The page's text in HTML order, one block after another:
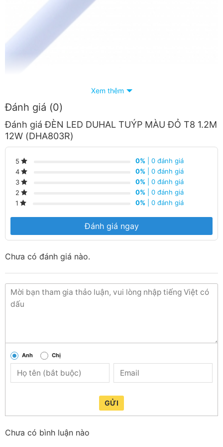
Loại bóng:T8
Điện áp:220V/50Hz
Ánh sáng:1000K
Xem thêm
Đánh giá (0)
Đánh giá ĐÈN LED DUHAL TUÝP MÀU ĐỎ T8 1.2M
12W (DHA803R)
5 0% | 0 đánh giá
4
0% | 0 đánh giá
3
0% | 0 đánh giá
2
0% | 0 đánh giá
1
0% | 0 đánh giá
Đánh giá ngay
Chưa có đánh giá nào.
Anh Chị
GỬI
Chưa có bình luận nào